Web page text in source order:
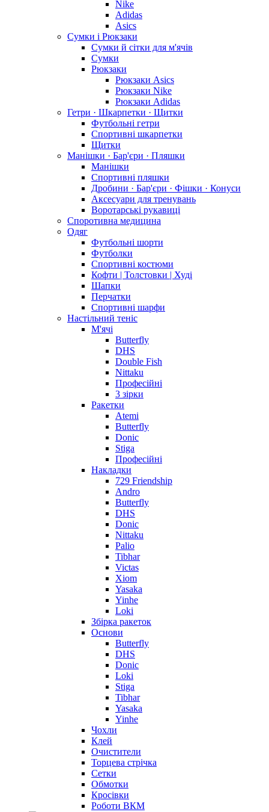
Nike
Adidas
Asics
Сумки і Рюкзаки
Сумки й сітки для м'ячів
Сумки
Рюкзаки
Рюкзаки Asics
Рюкзаки Nike
Рюкзаки Adidas
Гетри · Шкарпетки · Щитки
Футбольні гетри
Спортивні шкарпетки
Щитки
Манішки · Бар'єри · Пляшки
Манішки
Спортивні пляшки
Дробини · Бар'єри · Фішки · Конуси
Аксесуари для тренувань
Воротарські рукавиці
Споротивна медицина
Одяг
Футбольні шорти
Футболки
Спортивні костюми
Кофти | Толстовки | Худі
Шапки
Перчатки
Спортивні шарфи
Настільний теніс
М'ячі
Butterfly
DHS
Double Fish
Nittaku
Професійні
3 зірки
Ракетки
Atemi
Butterfly
Donic
Stiga
Професійні
Накладки
729 Friendship
Andro
Butterfly
DHS
Donic
Nittaku
Palio
Tibhar
Victas
Xiom
Yasaka
Yinhe
Loki
Збірка ракеток
Основи
Butterfly
DHS
Donic
Loki
Stiga
Tibhar
Yasaka
Yinhe
Чохли
Клей
Очистители
Торцева стрічка
Сетки
Обмотки
Кросівки
Роботи ВКМ